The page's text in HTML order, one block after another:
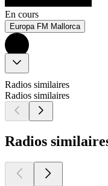
En cours
Europa FM Mallorca
Radios similaires
Radios similaires
Radios